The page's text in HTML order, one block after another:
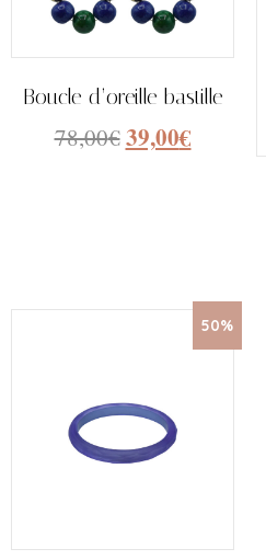
Boucle d’oreille bastille
78,00€39,00€
50%